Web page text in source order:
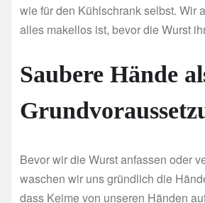
wie für den Kühlschrank selbst. Wir
alles makellos ist, bevor die Wurst
Saubere Hände
Bevor wir die Wurst anfassen oder
waschen wir uns gründlich die
dass Keime von unseren Händen